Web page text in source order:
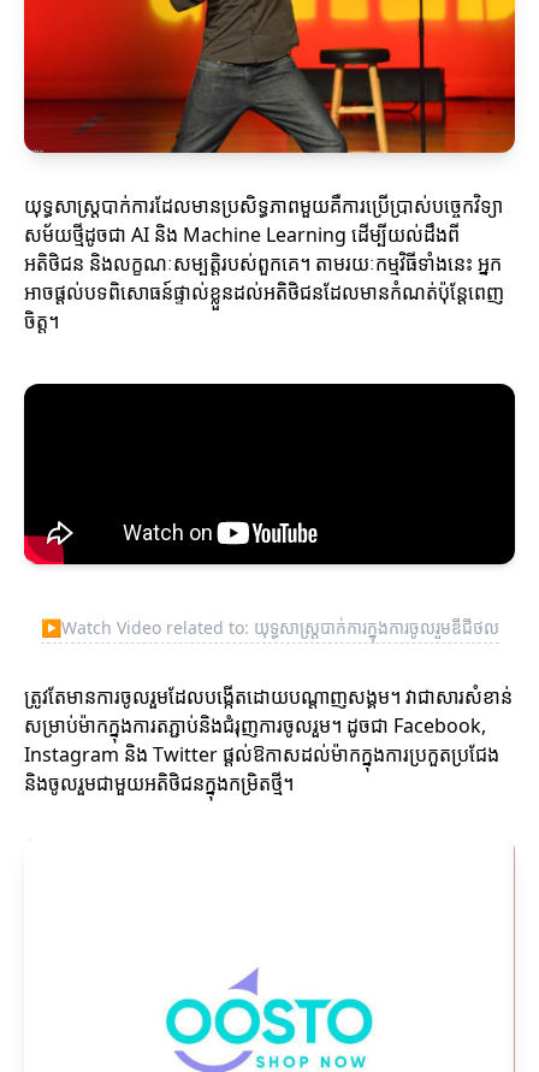
យុទ្ធសាស្ត្របាក់ការដែលមានប្រសិទ្ធភាពមួយគឺការប្រើប្រាស់បច្ចេកវិទ្យា
សម័យថ្មីដូចជា AI និង Machine Learning ដើម្បីយល់ដឹងពី
អតិថិជន និងលក្ខណៈសម្បត្តិរបស់ពួកគេ។ តាមរយៈកម្មវិធីទាំងនេះ អ្នក
អាចផ្ដល់បទពិសោធន៍ផ្ទាល់ខ្លួនដល់អតិថិជនដែលមានកំណត់ប៉ុន្តែពេញ
ចិត្ត។
▶Watch Video related to: យុទ្ធសាស្ត្របាក់ការក្នុងការចូលរួមឌីជីថល
ត្រូវតែមានការចូលរួមដែលបង្កើតដោយបណ្តាញសង្គម។ វាជាសារសំខាន់
សម្រាប់ម៉ាកក្នុងការតភ្ជាប់និងជំរុញការចូលរួម។ ដូចជា Facebook,
Instagram និង Twitter ផ្តល់ឱកាសដល់ម៉ាកក្នុងការប្រកួតប្រជែង
និងចូលរួមជាមួយអតិថិជនក្នុងកម្រិតថ្មី។